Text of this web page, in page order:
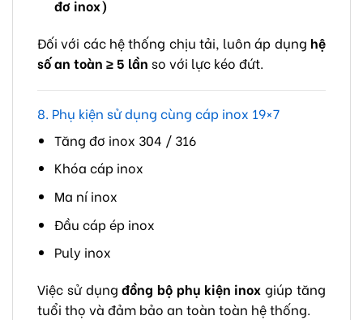
đơ inox)
Đối với các hệ thống chịu tải, luôn áp dụng hệ
số an toàn ≥ 5 lần so với lực kéo đứt.
8. Phụ kiện sử dụng cùng cáp inox 19×7
Tăng đơ inox 304 / 316
Khóa cáp inox
Ma ní inox
Đầu cáp ép inox
Puly inox
Việc sử dụngđồng bộ phụ kiện inox giúp tăng
tuổi thọ và đảm bảo an toàn toàn hệ thống.